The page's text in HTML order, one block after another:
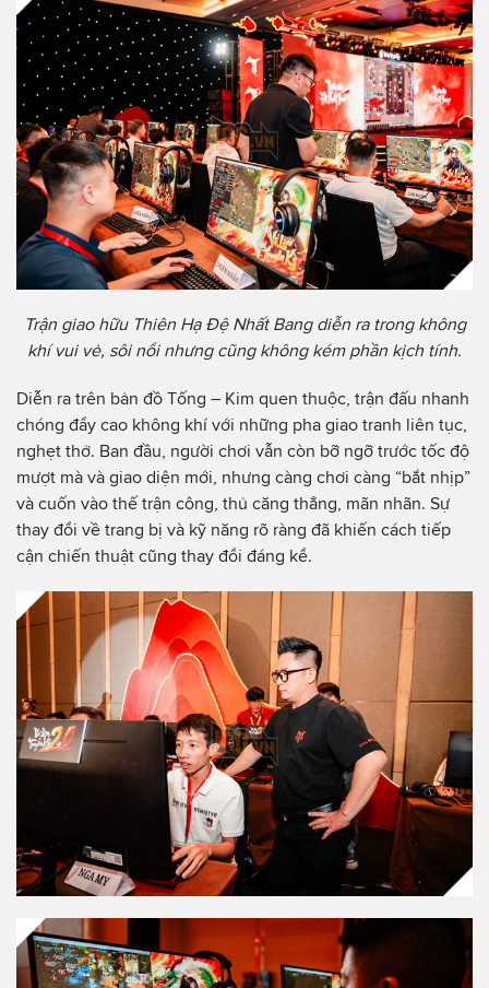
Trận giao hữu Thiên Hạ Đệ Nhất Bang diễn ra trong không
khí vui vẻ, sôi nổi nhưng cũng không kém phần kịch tính.
Diễn ra trên bản đồ Tống – Kim quen thuộc, trận đấu nhanh
chóng đẩy cao không khí với những pha giao tranh liên tục,
nghẹt thở. Ban đầu, người chơi vẫn còn bỡ ngỡ trước tốc độ
mượt mà và giao diện mới, nhưng càng chơi càng “bắt nhịp”
và cuốn vào thế trận công, thủ căng thẳng, mãn nhãn. Sự
thay đổi về trang bị và kỹ năng rõ ràng đã khiến cách tiếp
cận chiến thuật cũng thay đổi đáng kể.